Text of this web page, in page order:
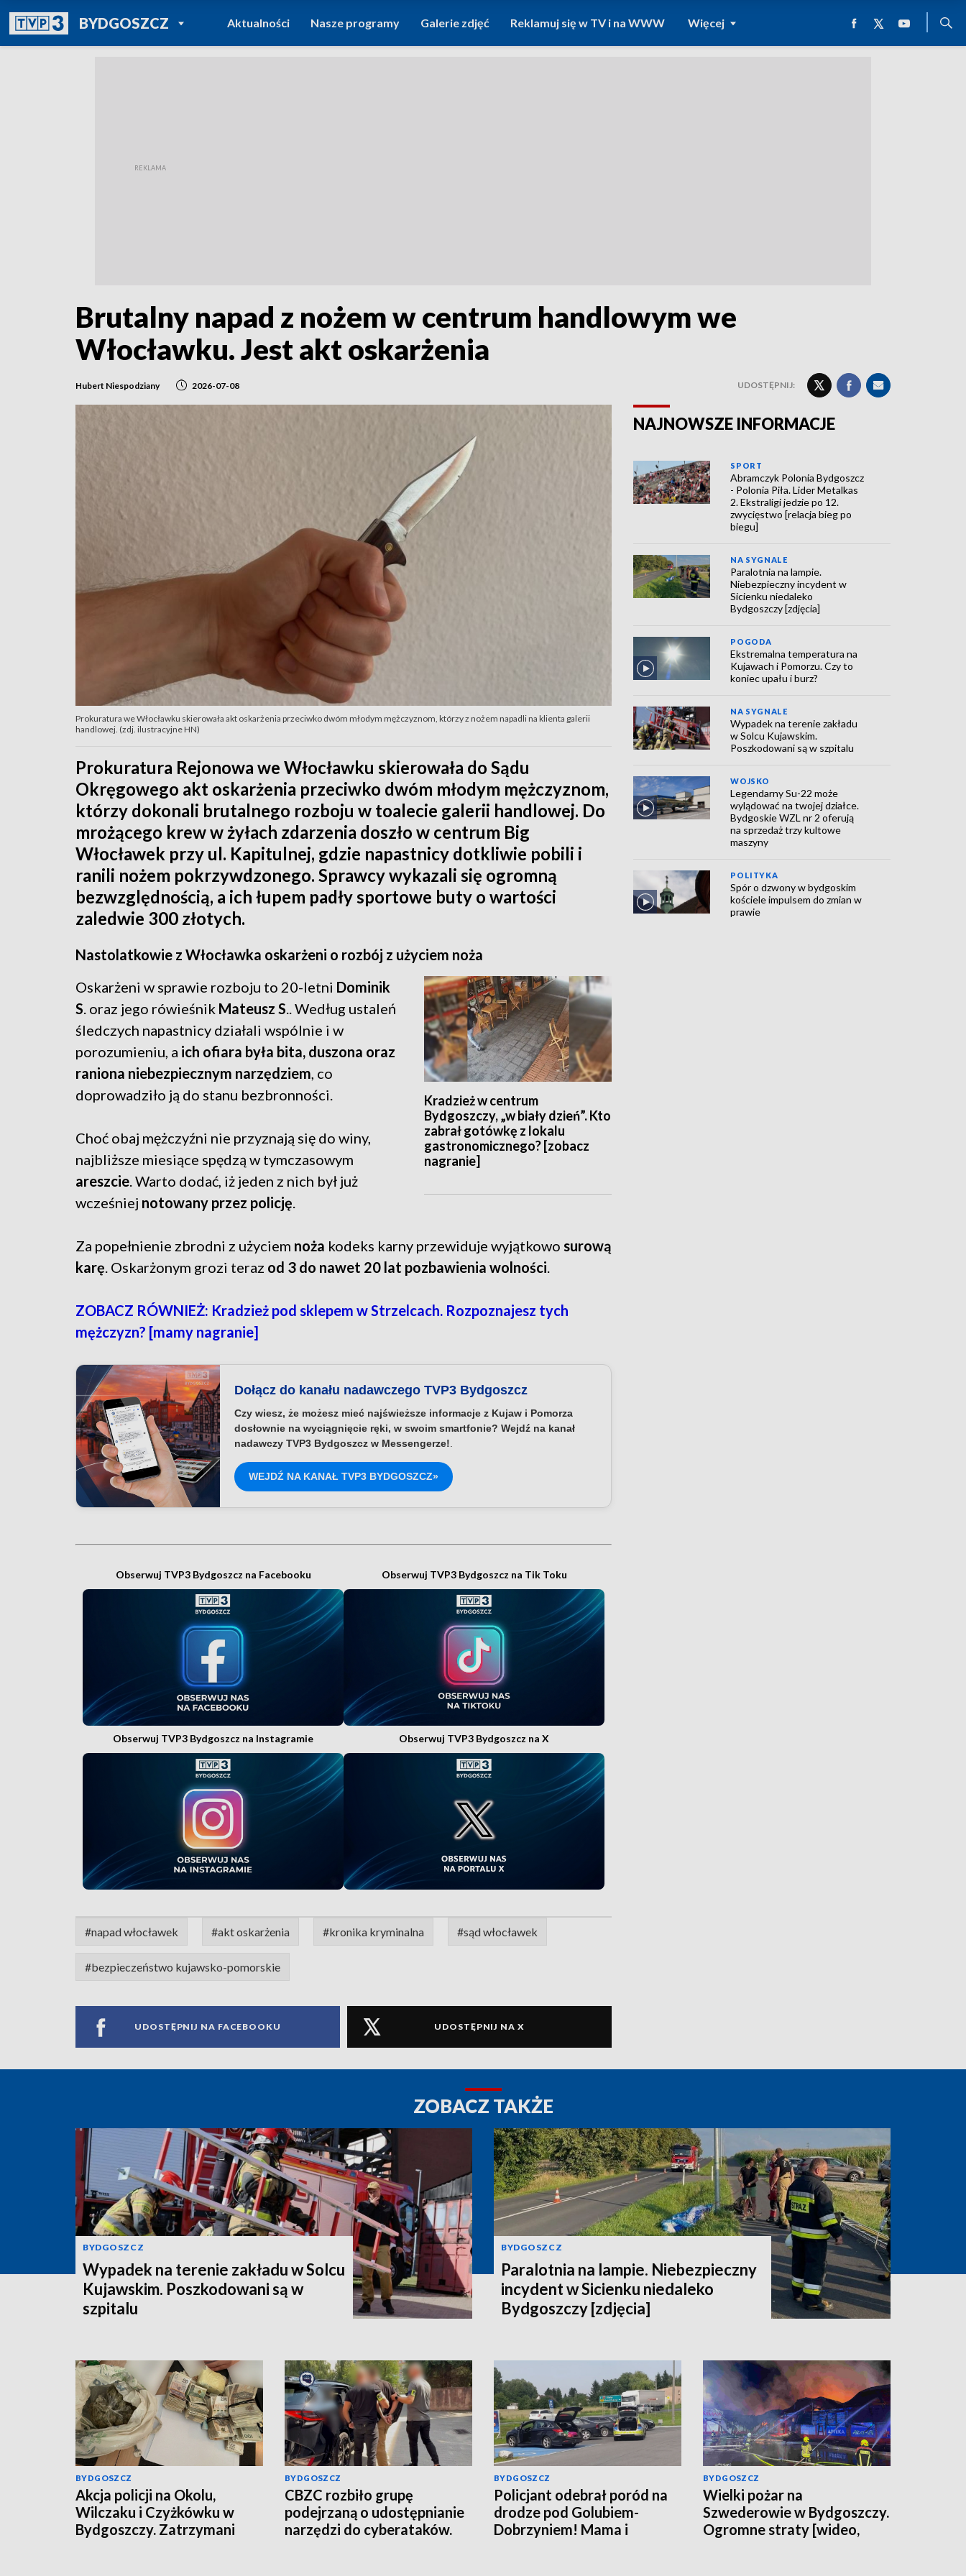
BYDGOSZCZPOWRÓT DO
TVP REGIONY
Aktualności Nasze programy Galerie zdjęć Reklamuj się w TV i na WWW Więcej
Brutalny napad z nożem w centrum handlowym we
Włocławku. Jest akt oskarżenia
Hubert Niespodziany 2026-07-08 UDOSTĘPNIJ:
Prokuratura we Włocławku skierowała akt oskarżenia przeciwko dwóm młodym mężczyznom, którzy z nożem napadli na klienta galerii
handlowej. (zdj. ilustracyjne HN)
Prokuratura Rejonowa we Włocławku skierowała do Sądu
Okręgowego akt oskarżenia przeciwko dwóm młodym mężczyznom,
którzy dokonali brutalnego rozboju w toalecie galerii handlowej. Do
mrożącego krew w żyłach zdarzenia doszło w centrum Big
Włocławek przy ul. Kapitulnej, gdzie napastnicy dotkliwie pobili i
ranili nożem pokrzywdzonego. Sprawcy wykazali się ogromną
bezwzględnością, a ich łupem padły sportowe buty o wartości
zaledwie 300 złotych.
Nastolatkowie z Włocławka oskarżeni o rozbój z użyciem noża
Kradzież w centrum
Bydgoszczy, „w biały dzień”. Kto
zabrał gotówkę z lokalu
gastronomicznego? [zobacz
nagranie]
Oskarżeni w sprawie rozboju to 20-letni Dominik
S. oraz jego rówieśnik Mateusz S.. Według ustaleń
śledczych napastnicy działali wspólnie i w
porozumieniu, a ich ofiara była bita, duszona oraz
raniona niebezpiecznym narzędziem, co
doprowadziło ją do stanu bezbronności.
Choć obaj mężczyźni nie przyznają się do winy,
najbliższe miesiące spędzą w tymczasowym
areszcie. Warto dodać, iż jeden z nich był już
wcześniej notowany przez policję.
Za popełnienie zbrodni z użyciem noża kodeks karny przewiduje wyjątkowo surową
karę. Oskarżonym grozi teraz od 3 do nawet 20 lat pozbawienia wolności.
ZOBACZ RÓWNIEŻ: Kradzież pod sklepem w Strzelcach. Rozpoznajesz tych
mężczyzn? [mamy nagranie]
Dołącz do kanału nadawczego TVP3 Bydgoszcz
Czy wiesz, że możesz mieć najświeższe informacje z Kujaw i Pomorza
dosłownie na wyciągnięcie ręki, w swoim smartfonie? Wejdź na kanał
nadawczy TVP3 Bydgoszcz w Messengerze!.
WEJDŹ NA KANAŁ TVP3 BYDGOSZCZ»
Obserwuj TVP3 Bydgoszcz na Facebooku Obserwuj TVP3 Bydgoszcz na Tik Toku
Obserwuj TVP3 Bydgoszcz na Instagramie Obserwuj TVP3 Bydgoszcz na X
#napad włocławek #akt oskarżenia #kronika kryminalna #sąd włocławek
#bezpieczeństwo kujawsko-pomorskie
UDOSTĘPNIJ NA FACEBOOKU UDOSTĘPNIJ NA X
NAJNOWSZE INFORMACJE
SPORT
Abramczyk Polonia Bydgoszcz
- Polonia Piła. Lider Metalkas
2. Ekstraligi jedzie po 12.
zwycięstwo [relacja bieg po
biegu]
NA SYGNALE
Paralotnia na lampie.
Niebezpieczny incydent w
Sicienku niedaleko
Bydgoszczy [zdjęcia]
POGODA
Ekstremalna temperatura na
Kujawach i Pomorzu. Czy to
koniec upału i burz?
NA SYGNALE
Wypadek na terenie zakładu
w Solcu Kujawskim.
Poszkodowani są w szpitalu
WOJSKO
Legendarny Su-22 może
wylądować na twojej działce.
Bydgoskie WZL nr 2 oferują
na sprzedaż trzy kultowe
maszyny
POLITYKA
Spór o dzwony w bydgoskim
kościele impulsem do zmian w
prawie
ZOBACZ TAKŻE
BYDGOSZCZ
Wypadek na terenie zakładu w Solcu
Kujawskim. Poszkodowani są w
szpitalu
BYDGOSZCZ
Paralotnia na lampie. Niebezpieczny
incydent w Sicienku niedaleko
Bydgoszczy [zdjęcia]
BYDGOSZCZ
Akcja policji na Okolu,
Wilczaku i Czyżkówku w
Bydgoszczy. Zatrzymani
BYDGOSZCZ
CBZC rozbiło grupę
podejrzaną o udostępnianie
narzędzi do cyberataków.
BYDGOSZCZ
Policjant odebrał poród na
drodze pod Golubiem-
Dobrzyniem! Mama i
BYDGOSZCZ
Wielki pożar na
Szwederowie w Bydgoszczy.
Ogromne straty [wideo,